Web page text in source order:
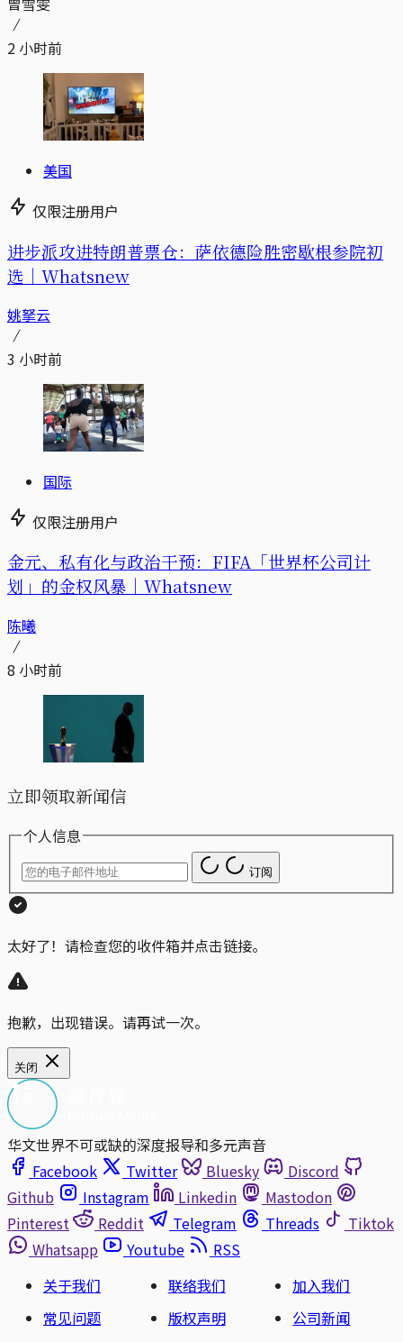
2 小时前
美国
仅限注册用户
进步派攻进特朗普票仓：萨依德险胜密歇根参院初
选｜Whatsnew
姚拏云
3 小时前
国际
仅限注册用户
金元、私有化与政治干预：FIFA「世界杯公司计
划」的金权风暴｜Whatsnew
陈曦
8 小时前
立即领取新闻信
个人信息
订阅
太好了！请检查您的收件箱并点击链接。
抱歉，出现错误。请再试一次。
关闭
华文世界不可或缺的深度报导和多元声音
Facebook
Twitter Bluesky
Discord
Github
Instagram Linkedin
Mastodon
Pinterest
Reddit Telegram Threads
Tiktok
Whatsapp
Youtube
RSS
关于我们
联络我们
加入我们
常见问题
版权声明 公司新闻